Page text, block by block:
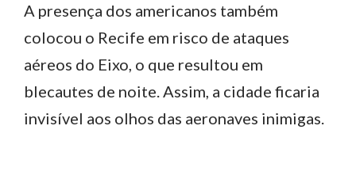
A presença dos americanos também
colocou o Recife em risco de ataques
aéreos do Eixo, o que resultou em
blecautes de noite. Assim, a cidade ficaria
invisível aos olhos das aeronaves inimigas.